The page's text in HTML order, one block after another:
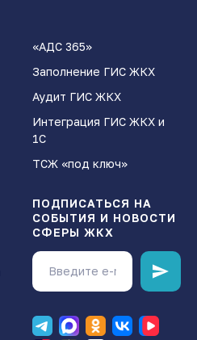
«АДС 365»
Заполнение ГИС ЖКХ
Аудит ГИС ЖКХ
Интеграция ГИС ЖКХ и
1С
ТСЖ «под ключ»
ПОДПИСАТЬСЯ НА
СОБЫТИЯ И НОВОСТИ
СФЕРЫ ЖКХ